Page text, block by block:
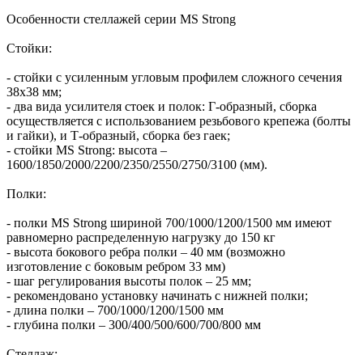
Особенности стеллажей серии MS Strong
Стойки:
- стойки с усиленным угловым профилем сложного сечения
38х38 мм;
- два вида усилителя стоек и полок: Г-образный, сборка
осуществляется с использованием резьбового крепежа (болты
и гайки), и Т-образный, сборка без гаек;
- стойки MS Strong: высота –
1600/1850/2000/2200/2350/2550/2750/3100 (мм).
Полки:
- полки MS Strong шириной 700/1000/1200/1500 мм имеют
равномерно распределенную нагрузку до 150 кг
- высота бокового ребра полки – 40 мм (возможно
изготовление с боковым ребром 33 мм)
- шаг регулирования высоты полок – 25 мм;
- рекомендовано установку начинать с нижней полки;
- длина полки – 700/1000/1200/1500 мм
- глубина полки – 300/400/500/600/700/800 мм